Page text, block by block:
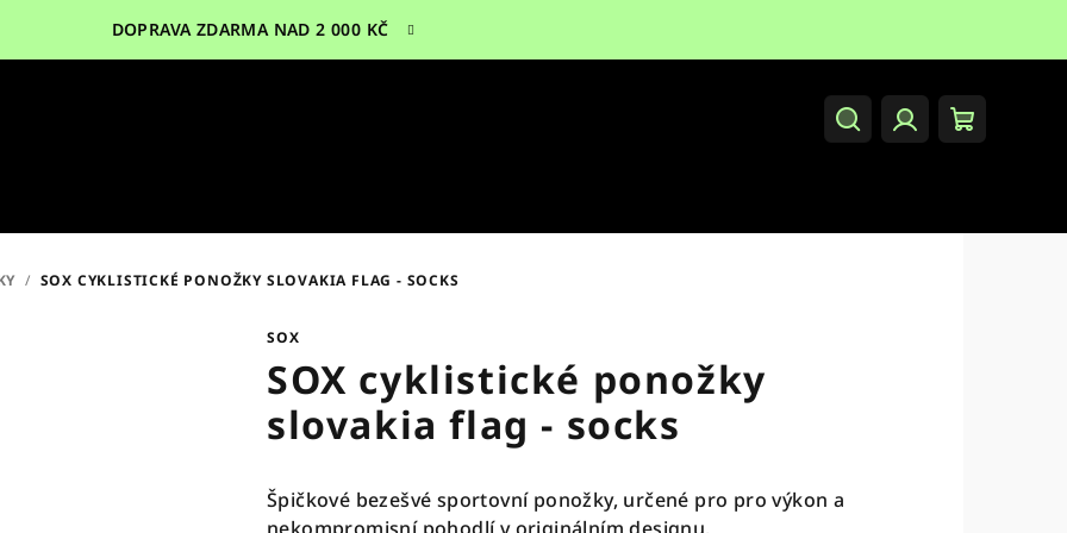
DOPRAVA ZDARMA NAD 2 000 KČ
HledatPřihlášeníNákupní
/ SOX CYKLISTICKÉ PONOŽKY SLOVAKIA FLAG - SOCKS
SOX
SOX cyklistické ponožky
slovakia flag - socks
Špičkové bezešvé sportovní ponožky, určené pro pro výkon a